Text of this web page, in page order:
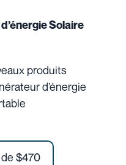
Solaire
produits
d’énergie
$470